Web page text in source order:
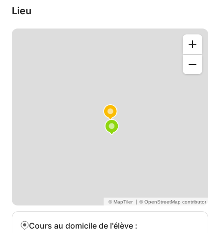
des Arts du Spectacle de Vienne en tant que
violoniste soliste, ainsi qu'en musique de chambre.
Depuis 2018, j'occupe un poste au sein du 2e
régulièrement et donne des concerts avec différents
Enseigner et partager avec vous toutes mes
connaissances musicales a un rôle très important
Mes recherches sur la façon de gérer le stress sur
Lieu
|
Cours au domicile de l'élève :